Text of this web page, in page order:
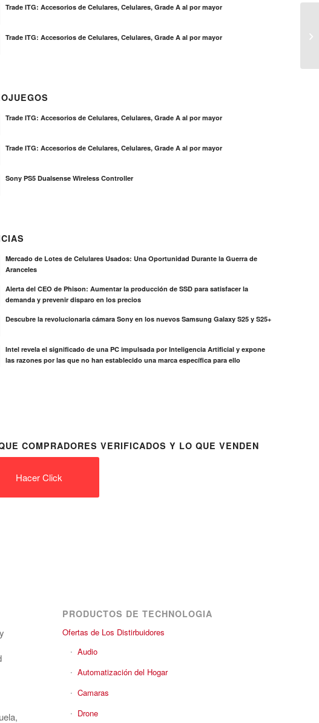
Trade ITG: Accesorios de Celulares, Celulares, Grade A al por mayor
Trade ITG: Accesorios de Celulares, Celulares, Grade A al por mayor
Trade ITG: Accesorios de Celulares, Celulares, Grade A al por mayor
Trade ITG: Accesorios de Celulares, Celulares, Grade A al por mayor
Sony PS5 Dualsense Wireless Controller
Mercado de Lotes de Celulares Usados: Una Oportunidad Durante la Guerra de
Aranceles
Alerta del CEO de Phison: Aumentar la producción de SSD para satisfacer la
demanda y prevenir disparo en los precios
Descubre la revolucionaria cámara Sony en los nuevos Samsung Galaxy S25 y S25+
Intel revela el significado de una PC impulsada por Inteligencia Artificial y expone
las razones por las que no han establecido una marca específica para ello
COMPRADORES VERIFICADOS Y LO QUE VENDEN
Hacer Click
PRODUCTOS DE TECHNOLOGIA
Ofertas de Los Distirbuidores
Audio
Automatización del Hogar
Camaras
Drone